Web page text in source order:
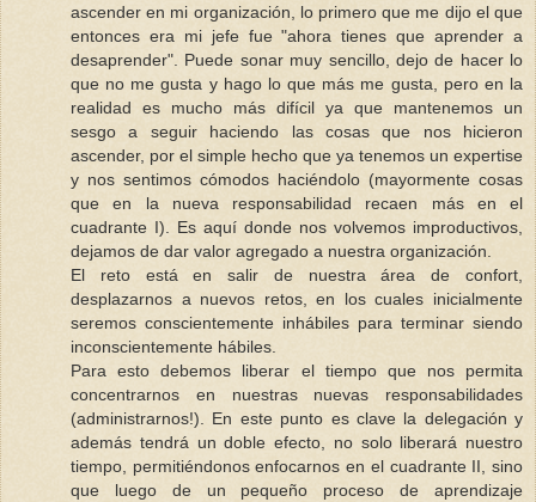
ascender en mi organización, lo primero que me dijo el que
entonces era mi jefe fue "ahora tienes que aprender a
desaprender". Puede sonar muy sencillo, dejo de hacer lo
que no me gusta y hago lo que más me gusta, pero en la
realidad es mucho más difícil ya que mantenemos un
sesgo a seguir haciendo las cosas que nos hicieron
ascender, por el simple hecho que ya tenemos un expertise
y nos sentimos cómodos haciéndolo (mayormente cosas
que en la nueva responsabilidad recaen más en el
cuadrante I). Es aquí donde nos volvemos improductivos,
dejamos de dar valor agregado a nuestra organización.
El reto está en salir de nuestra área de confort,
desplazarnos a nuevos retos, en los cuales inicialmente
seremos conscientemente inhábiles para terminar siendo
inconscientemente hábiles.
Para esto debemos liberar el tiempo que nos permita
concentrarnos en nuestras nuevas responsabilidades
(administrarnos!). En este punto es clave la delegación y
además tendrá un doble efecto, no solo liberará nuestro
tiempo, permitiéndonos enfocarnos en el cuadrante II, sino
que luego de un pequeño proceso de aprendizaje